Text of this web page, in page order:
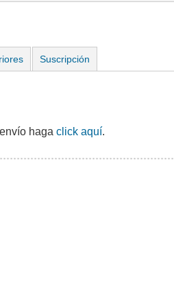
Suscripción
haga click aquí.